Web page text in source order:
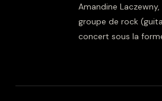
Amandine
groupe de rock
concert sous la